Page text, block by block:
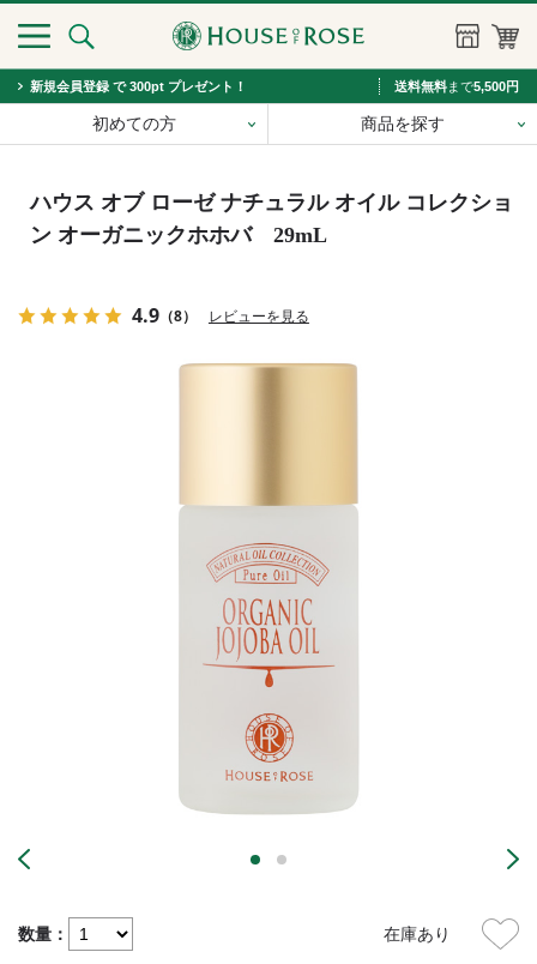
新規会員登録 で 300pt プレゼント！ 送料無料まで5,500円
初めての方 商品を探す
ハウス オブ ローゼ ナチュラル オイル コレクショ
ン オーガニックホホバ 29mL
4.9（8） レビューを見る
数量： 在庫あり